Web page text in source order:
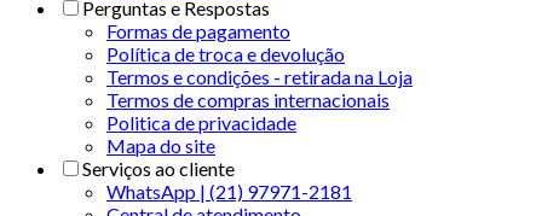
Perguntas e Respostas
Formas de pagamento
Política de troca e devolução
Termos e condições - retirada na Loja
Termos de compras internacionais
Politica de privacidade
Mapa do site
Serviços ao cliente
WhatsApp | (21) 97971-2181